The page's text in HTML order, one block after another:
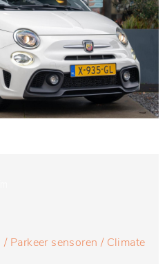
Parkeer sensoren / Climate